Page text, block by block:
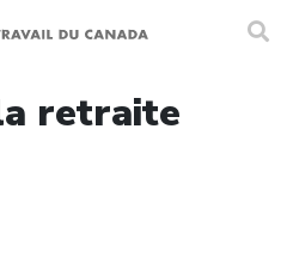
retraite